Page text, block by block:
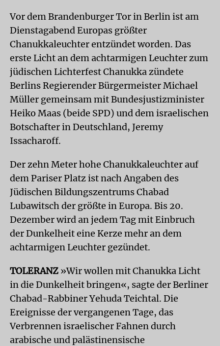
Vor dem Brandenburger Tor in Berlin ist am
Dienstagabend Europas größter
Chanukkaleuchter entzündet worden. Das
erste Licht an dem achtarmigen Leuchter zum
jüdischen Lichterfest Chanukka zündete
Berlins Regierender Bürgermeister Michael
Müller gemeinsam mit Bundesjustizminister
Heiko Maas (beide SPD) und dem israelischen
Botschafter in Deutschland, Jeremy
Issacharoff.
Der zehn Meter hohe Chanukkaleuchter auf
dem Pariser Platz ist nach Angaben des
Jüdischen Bildungszentrums Chabad
Lubawitsch der größte in Europa. Bis 20.
Dezember wird an jedem Tag mit Einbruch
der Dunkelheit eine Kerze mehr an dem
achtarmigen Leuchter gezündet.
TOLERANZ »Wir wollen mit Chanukka Licht
in die Dunkelheit bringen«, sagte der Berliner
Chabad-Rabbiner Yehuda Teichtal. Die
Ereignisse der vergangenen Tage, das
Verbrennen israelischer Fahnen durch
arabische und palästinensische